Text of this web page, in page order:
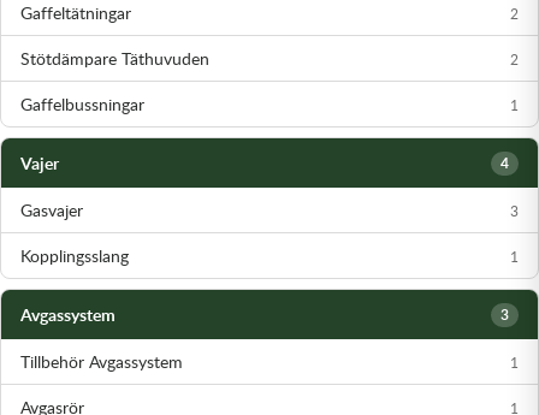
Gaffeltätningar 2
Stötdämpare Täthuvuden 2
Gaffelbussningar 1
Vajer 4
Gasvajer 3
Kopplingsslang 1
Avgassystem 3
Tillbehör Avgassystem 1
Avgasrör 1